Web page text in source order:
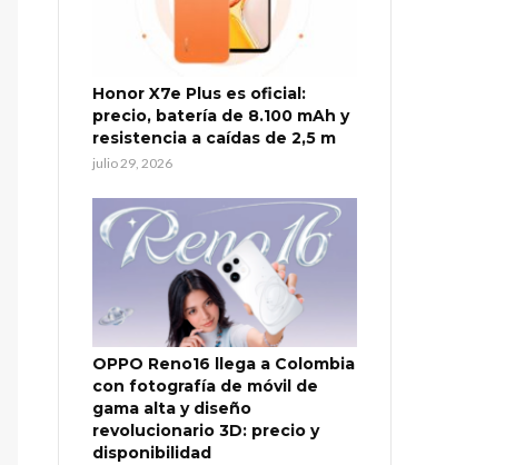
Honor X7e Plus es oficial:
precio, batería de 8.100 mAh y
resistencia a caídas de 2,5 m
julio 29, 2026
OPPO Reno16 llega a Colombia
con fotografía de móvil de
gama alta y diseño
revolucionario 3D: precio y
disponibilidad